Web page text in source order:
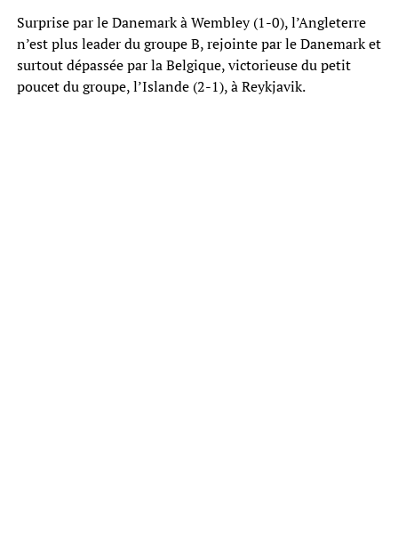
Surprise par le Danemark à Wembley (1-0), l’Angleterre
n’est plus leader du groupe B, rejointe par le Danemark et
surtout dépassée par la Belgique, victorieuse du petit
poucet du groupe, l’Islande (2-1), à Reykjavik.